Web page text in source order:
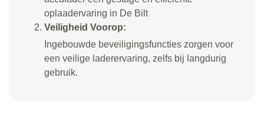
oplaadervaring in De Bilt
Veiligheid Voorop:
Ingebouwde beveiligingsfuncties zorgen voor
een veilige laderervaring, zelfs bij langdurig
gebruik.